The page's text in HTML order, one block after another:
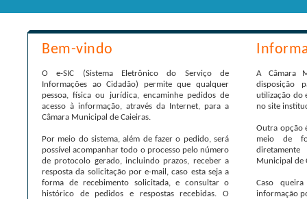
Bem-vindo
O e-SIC (Sistema Eletrônico do Serviço de
Informações ao Cidadão) permite que qualquer
pessoa, física ou jurídica, encaminhe pedidos de
acesso à informação, através da Internet, para a
Câmara Municipal de Caieiras.
Por meio do sistema, além de fazer o pedido, será
possível acompanhar todo o processo pelo número
de protocolo gerado, incluindo prazos, receber a
resposta da solicitação por e-mail, caso esta seja a
forma de recebimento solicitada, e consultar o
histórico de pedidos e respostas recebidas. O
A Câmara
disposição
utilização do
no site
Outra opção
meio de
Municipal de
Caso
informação